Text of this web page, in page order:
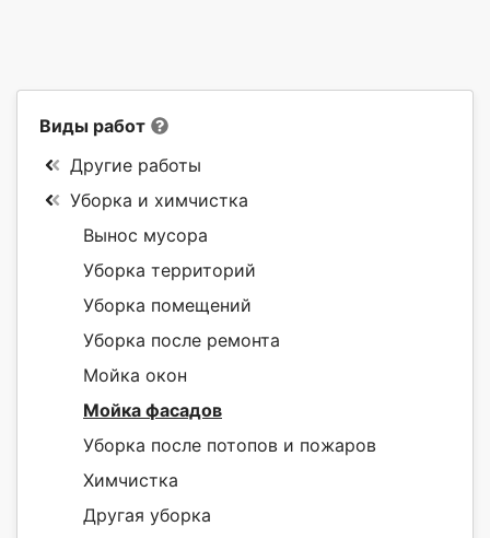
Виды работ
Другие работы
Уборка и химчистка
Вынос мусора
Уборка территорий
Уборка помещений
Уборка после ремонта
Мойка окон
Мойка фасадов
Уборка после потопов и пожаров
Химчистка
Другая уборка